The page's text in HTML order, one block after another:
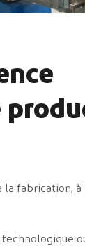
la fabrication, à